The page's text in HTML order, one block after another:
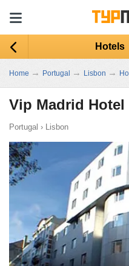
Hotels
Home → Portugal → Lisbon →
Vip Madrid Hotel
Portugal › Lisbon